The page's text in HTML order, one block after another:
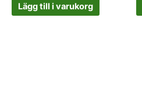
Lägg till i varukorg